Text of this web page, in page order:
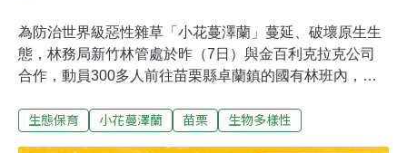
為防治世界級惡性雜草「小花蔓澤蘭」蔓延、破壞原生生
態，林務局新竹林管處於昨（7日）與金百利克拉克公司
合作，動員300多人前往苗栗縣卓蘭鎮的國有林班內，剷
澤蘭製作成美觀又實用的手工皂，讓參與的志工們大開眼
生態保育 小花蔓澤蘭 苗栗 生物多樣性